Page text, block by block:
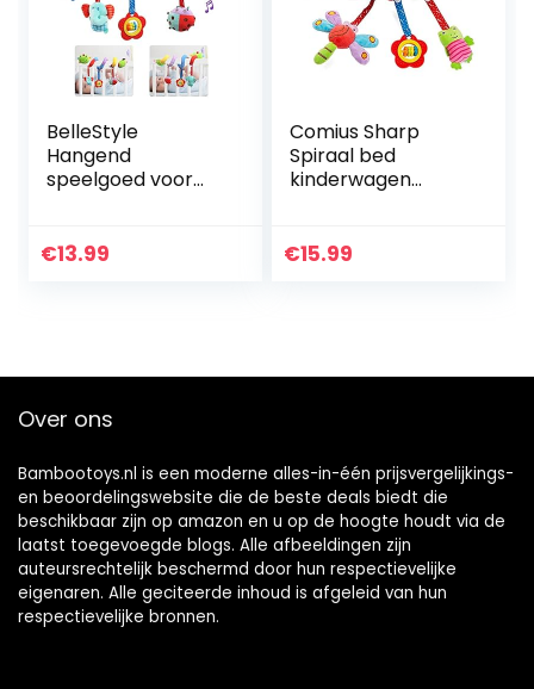
BelleStyle
Hangend
speelgoed voor
spiraalspeelgoed,
€13.99
Comius Sharp
Spiraal bed
kinderwagen
kinderen twisty
€15.99
Over ons
Bambootoys.nl is een moderne alles-in-één prijsvergelijkings-
en beoordelingswebsite die de beste deals biedt die
beschikbaar zijn op amazon en u op de hoogte houdt via de
laatst toegevoegde blogs. Alle afbeeldingen zijn
auteursrechtelijk beschermd door hun respectievelijke
eigenaren. Alle geciteerde inhoud is afgeleid van hun
respectievelijke bronnen.